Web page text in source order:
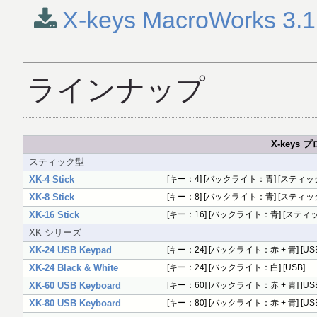
X-keys MacroWorks
ラインナップ
X-keys プ
スティック型
XK-4 Stick
[キー：4] [バックライト：青] [スティッ
XK-8 Stick [キー：8] [バックライト：青] [スティッ
XK-16 Stick [キー：16] [バックライト：青] [スティ
XK シリーズ
XK-24 USB Keypad
[キー：24] [バックライト：赤 + 青]
XK-24 Black & White [キー：24] [バックライト：白] [USB]
XK-60 USB Keyboard [キー：60] [バックライト：赤 + 青]
XK-80 USB Keyboard [キー：80] [バックライト：赤 + 青]